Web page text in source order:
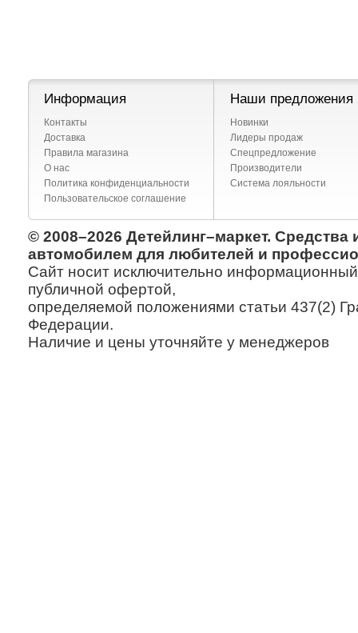
Информация
Контакты
Доставка
Правила магазина
О нас
Политика конфиденциальности
Пользовательское соглашение
Наши предложения
Новинки
Лидеры продаж
Спецпредложение
Производители
Система лояльности
© 2008–2026 Детейлинг–маркет. Средства
автомобилем для любителей и
Сайт носит исключительно информационный
публичной офертой,
определяемой положениями статьи 437(2)
Федерации.
Наличие и цены уточняйте у менеджеров